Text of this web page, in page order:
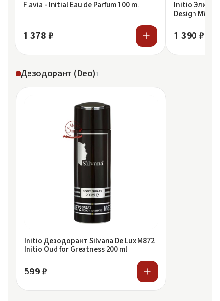
Flavia - Initial Eau de Parfum 100 ml
1 378 ₽
Initio
Design
1 390 ₽
Дезодорант (Deo)1
Initio Дезодорант Silvana De Lux M872
Initio Oud for Greatness 200 ml
599 ₽